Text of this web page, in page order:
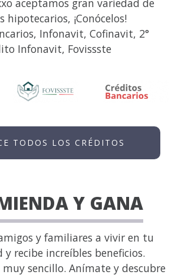
aceptamos gran variedad de
hipotecarios, ¡Conócelos!
Infonavit, Cofinavit, 2°
Infonavit, Fovissste
TODOS LOS CRÉDITOS
Y GANA
y familiares a vivir en tu
recibe increíbles beneficios.
muy sencillo. Anímate y descubre